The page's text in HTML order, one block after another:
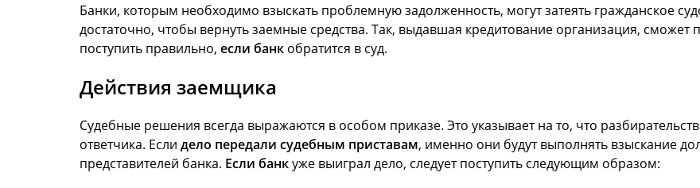
Банки, которым необходимо взыскать проблемную задолженность, могут затеять гражданское
достаточно, чтобы вернуть заемные средства. Так, выдавшая кредитование организация, сможет
поступить правильно, если банкобратится в суд.
Действия заемщика
Судебные решения всегда выражаются в особом приказе. Это указывает на то, что
ответчика. Если дело передали судебным приставам, именно они будут выполнять взыскание
представителей банка. Если банкуже выиграл дело, следует поступить следующим образом: